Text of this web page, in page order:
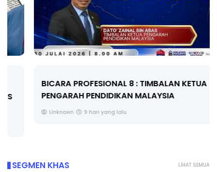
BICARA PROFESIONAL 8 : TIMBALAN KETUA
PENGARAH PENDIDIKAN MALAYSIA
Unknown 9 hari yang lalu
LIHAT SEMUA
SEGMEN KHAS